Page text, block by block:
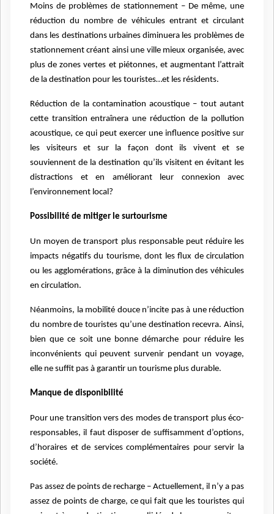
Moins de problèmes de stationnement – De même, une
réduction du nombre de véhicules entrant et circulant
dans les destinations urbaines diminuera les problèmes de
stationnement créant ainsi une ville mieux organisée, avec
plus de zones vertes et piétonnes, et augmentant l’attrait
de la destination pour les touristes…et les résidents.
Réduction de la contamination acoustique – tout autant
cette transition entraînera une réduction de la pollution
acoustique, ce qui peut exercer une influence positive sur
les visiteurs et sur la façon dont ils vivent et se
souviennent de la destination qu’ils visitent en évitant les
distractions et en améliorant leur connexion avec
l’environnement local?
Possibilité de mitiger le surtourisme
Un moyen de transport plus responsable peut réduire les
impacts négatifs du tourisme, dont les flux de circulation
ou les agglomérations, grâce à la diminution des véhicules
en circulation.
Néanmoins, la mobilité douce n’incite pas à une réduction
du nombre de touristes qu’une destination recevra. Ainsi,
bien que ce soit une bonne démarche pour réduire les
inconvénients qui peuvent survenir pendant un voyage,
elle ne suffit pas à garantir un tourisme plus durable.
Manque de disponibilité
Pour une transition vers des modes de transport plus éco-
responsables, il faut disposer de suffisamment d’options,
d’horaires et de services complémentaires pour servir la
société.
Pas assez de points de recharge – Actuellement, il n’y a pas
assez de points de charge, ce qui fait que les touristes qui